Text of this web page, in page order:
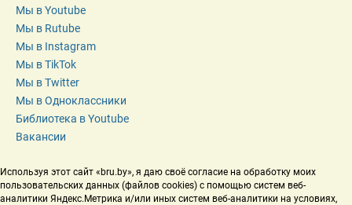
Мы в Youtube
Мы в Rutube
Мы в Instagram
Мы в TikTok
Мы в Twitter
Мы в Одноклассники
Библиотека в Youtube
Вакансии
Используя этот сайт «bru.by», я даю своё согласие на обработку моих
пользовательских данных (файлов cookies) с помощью систем веб-
аналитики Яндекс.Метрика и/или иных систем веб-аналитики на условиях,